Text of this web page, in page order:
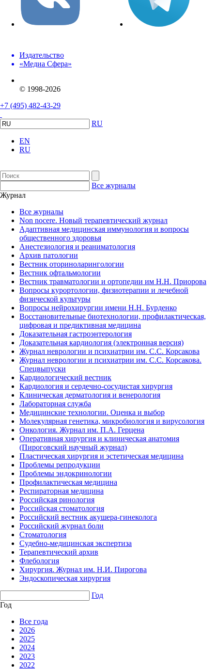
Издательство
«Медиа Сфера»
© 1998-2026
+7 (495) 482-43-29
RU
EN
RU
Все журналы
Журнал
Все журналы
Non nocere. Новый терапевтический журнал
Адаптивная медицинская иммунология и вопросы
общественного здоровья
Анестезиология и реаниматология
Архив патологии
Вестник оториноларингологии
Вестник офтальмологии
Вестник травматологии и ортопедии им Н.Н. Приорова
Вопросы курортологии, физиотерапии и лечебной
физической культуры
Вопросы нейрохирургии имени Н.Н. Бурденко
Восстановительные биотехнологии, профилактическая,
цифровая и предиктивная медицина
Доказательная гастроэнтерология
Доказательная кардиология (электронная версия)
Журнал неврологии и психиатрии им. С.С. Корсакова
Журнал неврологии и психиатрии им. С.С. Корсакова.
Спецвыпуски
Кардиологический вестник
Кардиология и сердечно-сосудистая хирургия
Клиническая дерматология и венерология
Лабораторная служба
Медицинские технологии. Оценка и выбор
Молекулярная генетика, микробиология и вирусология
Онкология. Журнал им. П.А. Герцена
Оперативная хирургия и клиническая анатомия
(Пироговский научный журнал)
Пластическая хирургия и эстетическая медицина
Проблемы репродукции
Проблемы эндокринологии
Профилактическая медицина
Респираторная медицина
Российская ринология
Российская стоматология
Российский вестник акушера-гинеколога
Российский журнал боли
Стоматология
Судебно-медицинская экспертиза
Терапевтический архив
Флебология
Хирургия. Журнал им. Н.И. Пирогова
Эндоскопическая хирургия
Год
Год
Все года
2026
2025
2024
2023
2022